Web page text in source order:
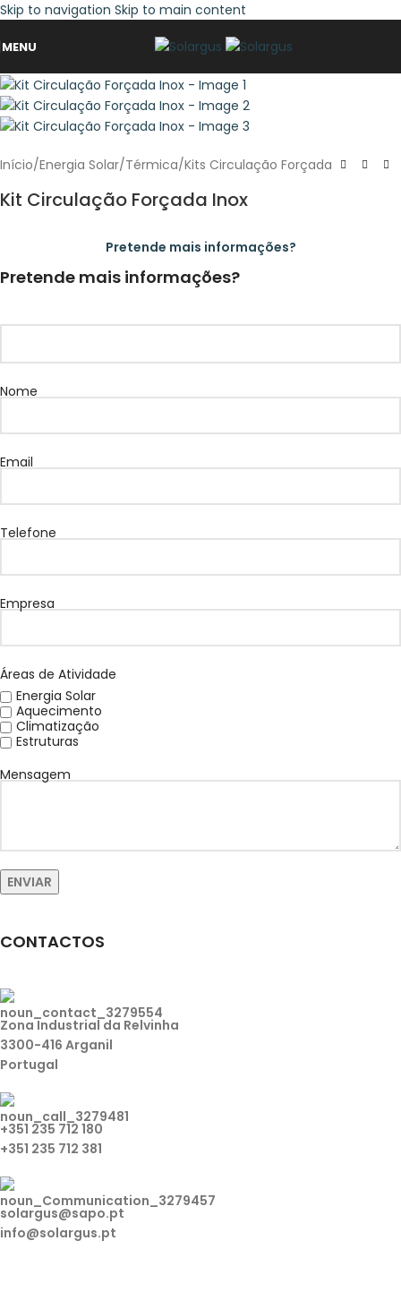
Skip to navigation Skip to main content
MENU
Início/Energia Solar/Térmica/Kits Circulação Forçada
Kit Circulação Forçada Inox
Pretende mais informações?
Pretende mais informações?
Nome
Email
Telefone
Empresa
Áreas de Atividade
Energia Solar
Aquecimento
Climatização
Estruturas
Mensagem
CONTACTOS
Zona Industrial da Relvinha
3300-416 Arganil
Portugal
+351 235 712 180
+351 235 712 381
solargus@sapo.pt
info@solargus.pt